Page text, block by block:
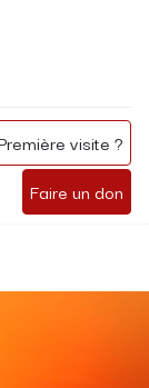
Faire un don
visite ?